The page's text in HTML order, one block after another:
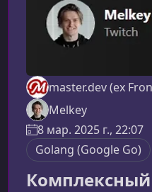
master.dev (ex
Melkey
8 мар. 2025 г., 22:07
Golang (Google Go)
Комплексный